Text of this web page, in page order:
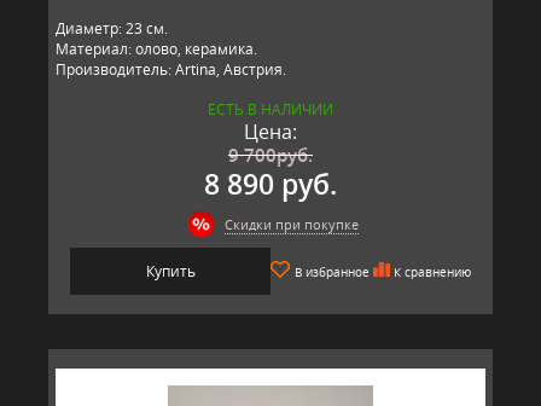
Диаметр: 23 см.
Материал: олово, керамика.
Производитель: Artina, Австрия.
ЕСТЬ В НАЛИЧИИ
Цена:
9 700руб.
8 890 руб.
Скидки при покупке
Купить В избранное К сравнению